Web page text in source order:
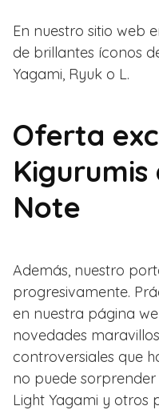
En nuestro sitio web
de brillantes íconos
Yagami, Ryuk o L.
Oferta
Note
Además, nuestro
progresivamente.
en nuestra página
novedades
controversiales que
no puede
Light Yagami y otros